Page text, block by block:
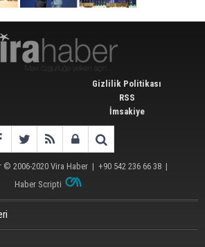
Gizlilik Politikası
RSS
İmsakiye
© 2006-2020Vira Haber | +90 542 236 66 38 |
Haber Scripti